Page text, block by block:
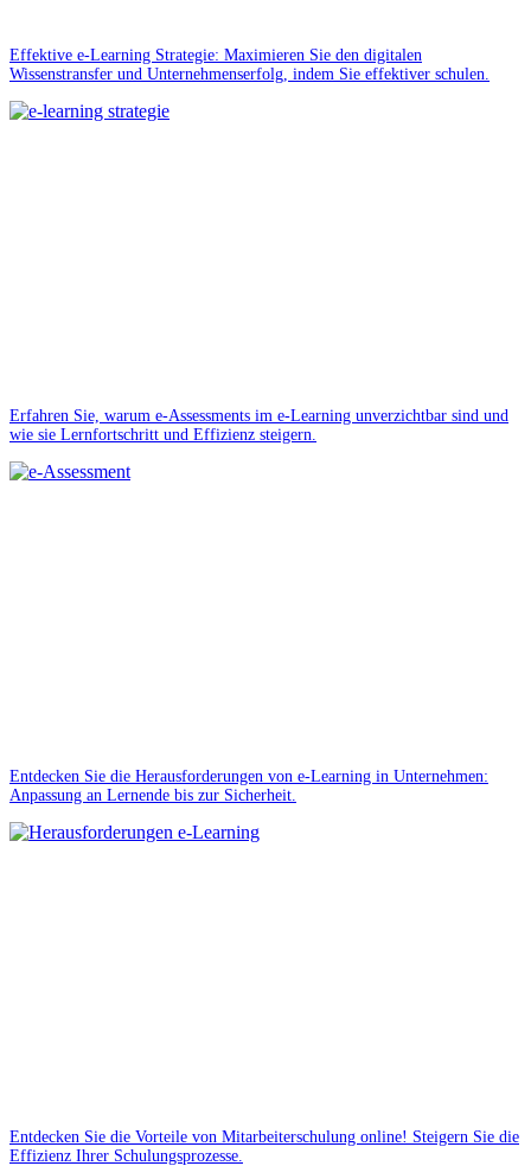
Effektive e-Learning Strategie: Maximieren Sie den digitalen
Wissenstransfer und Unternehmenserfolg, indem Sie effektiver schulen.
Erfahren Sie, warum e-Assessments im e-Learning unverzichtbar sind und
wie sie Lernfortschritt und Effizienz steigern.
Entdecken Sie die Herausforderungen von e-Learning in Unternehmen:
Anpassung an Lernende bis zur Sicherheit.
Entdecken Sie die Vorteile von Mitarbeiterschulung online! Steigern Sie die
Effizienz Ihrer Schulungsprozesse.